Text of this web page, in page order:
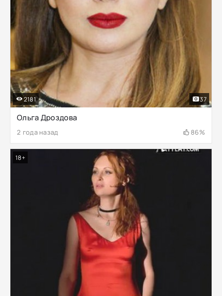
Ольга Дроздова
2 года назад 86%
2181 37
18+